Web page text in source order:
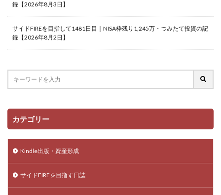
録【2026年8月3日】
サイドFIREを目指して1481日目｜NISA枠残り1,245万・つみたて投資の記
録【2026年8月2日】
カテゴリー
Kindle出版・資産形成
サイドFIREを目指す日誌